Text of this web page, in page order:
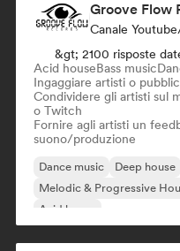
Groove Flow
&gt; 2100 risposte
Acid houseBass music
Ingaggiare artisti o
Condividere gli artisti sul
o Twitch
Fornire agli artisti un
suono/produzione
Dance music Deep house
Melodic & Progressive
Acid house